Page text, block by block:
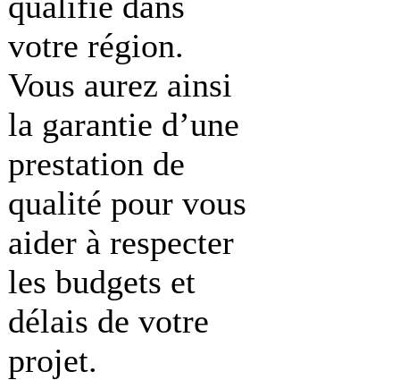
votre région.
Vous aurez ainsi
la garantie d’une
prestation de
qualité pour vous
aider à respecter
les budgets et
délais de votre
projet.